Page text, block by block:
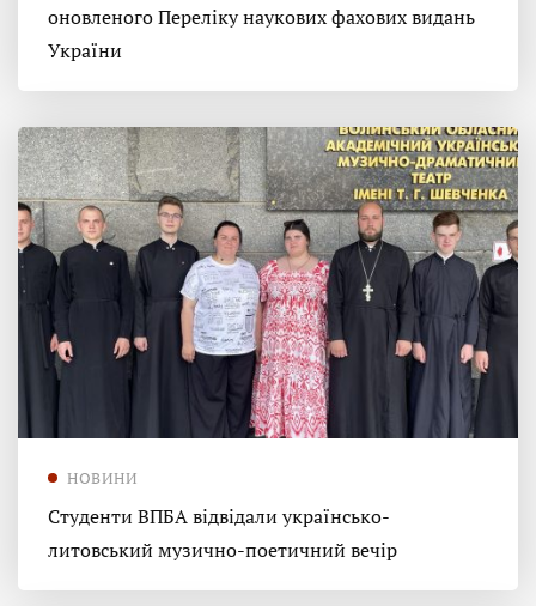
оновленого Переліку наукових фахових видань
України
НОВИНИ
Студенти ВПБА відвідали українсько-
литовський музично-поетичний вечір